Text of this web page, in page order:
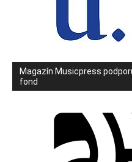
Magazín Musicpress
fond